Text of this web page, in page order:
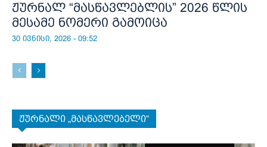
ჟურნალ “მასწავლებლის” 2026 წლის
მესამე ნომერი გამოიცა
30 ივნისი, 2026 - 09:52
ჟურნალი „მასწავლებელი“